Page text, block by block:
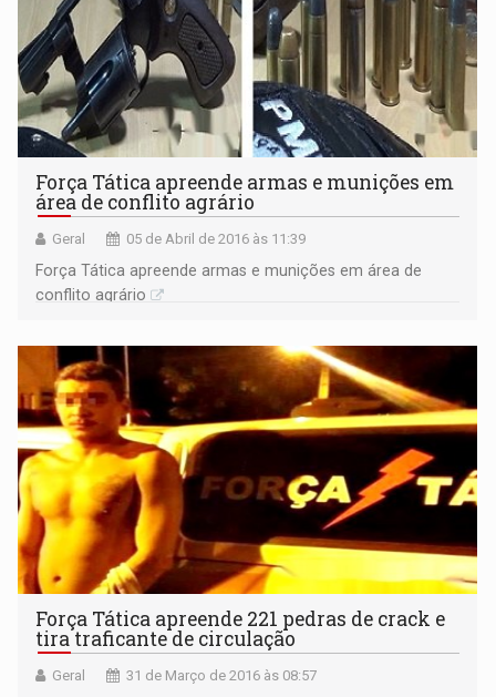
Força Tática apreende armas e munições em
área de conflito agrário
Geral 05 de Abril de 2016 às 11:39
Força Tática apreende armas e munições em área de
conflito agrário
Força Tática apreende 221 pedras de crack e
tira traficante de circulação
Geral 31 de Março de 2016 às 08:57